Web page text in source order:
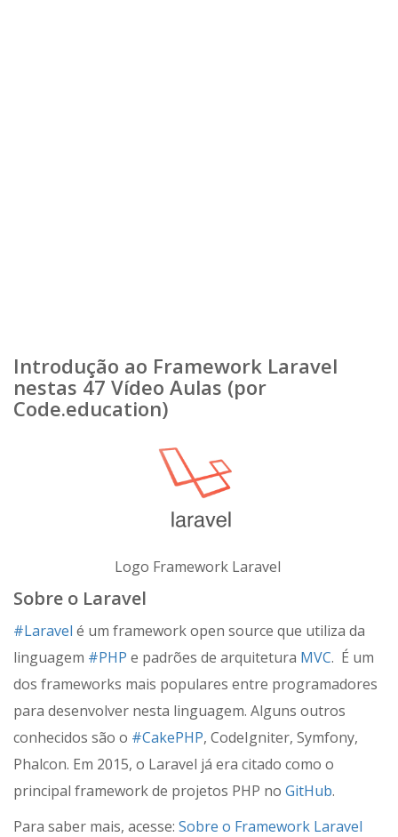
Introdução ao Framework Laravel
nestas 47 Vídeo Aulas (por
Code.education)
Logo Framework Laravel
Sobre o Laravel
#Laravel é um framework open source que utiliza da
linguagem #PHP e padrões de arquitetura MVC. É um
dos frameworks mais populares entre programadores
para desenvolver nesta linguagem. Alguns outros
conhecidos são o #CakePHP, CodeIgniter, Symfony,
Phalcon. Em 2015, o Laravel já era citado como o
principal framework de projetos PHP no GitHub.
Para saber mais, acesse: Sobre o Framework Laravel